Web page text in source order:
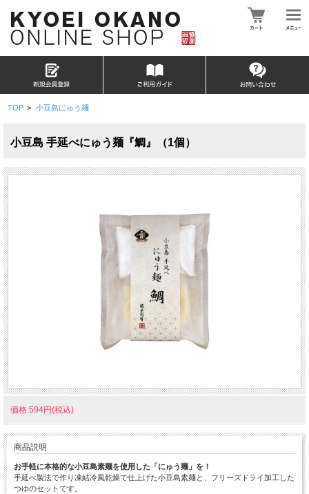
TOP > 小豆島にゅう麺
小豆島 手延べにゅう麺『鯛』（1個）
価格:594円(税込)
商品説明
お手軽に本格的な小豆島素麺を使用した「にゅう麺」を！
手延べ製法で作り凍結冷風乾燥で仕上げた小豆島素麺と、フリーズドライ加工した
つゆのセットです。